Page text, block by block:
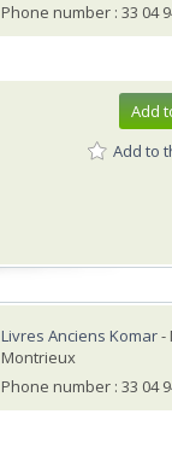
Phone number : 33 04
Add
Add to
Livres Anciens Komar-
Montrieux
Phone number : 33 04